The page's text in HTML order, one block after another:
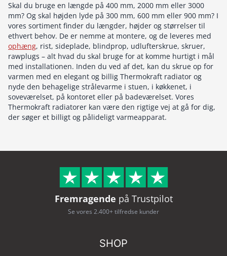
Skal du bruge en længde på 400 mm, 2000 mm eller 3000
mm? Og skal højden lyde på 300 mm, 600 mm eller 900 mm? I
vores sortiment finder du længder, højder og størrelser til
ethvert behov. De er nemme at montere, og de leveres med
ophæng, rist, sideplade, blindprop, udlufterskrue, skruer,
rawplugs – alt hvad du skal bruge for at komme hurtigt i mål
med installationen. Inden du ved af det, kan du skrue op for
varmen med en elegant og billig Thermokraft radiator og
nyde den behagelige strålevarme i stuen, i køkkenet, i
soveværelset, på kontoret eller på badeværelset. Vores
Thermokraft radiatorer kan være den rigtige vej at gå for dig,
der søger et billigt og pålideligt varmeapparat.
Fremragende på Trustpilot
Se vores 2.400+ tilfredse kunder
SHOP